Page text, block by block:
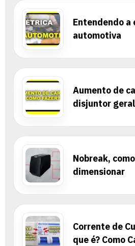
Entendendo a
automotiva
Aumento de
disjuntor
Nobreak,
dimensionar
Corrente de
que é? Como